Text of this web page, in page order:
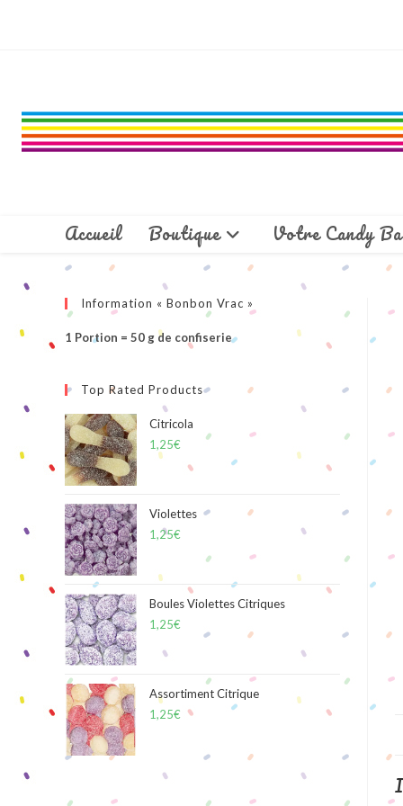
Accueil Boutique Votre Candy
Information « Bonbon Vrac »
1 Portion = 50 g de confiserie
Top Rated Products
Citricola
1,25€
Violettes
1,25€
Boules Violettes Citriques
1,25€
Assortiment Citrique
1,25€